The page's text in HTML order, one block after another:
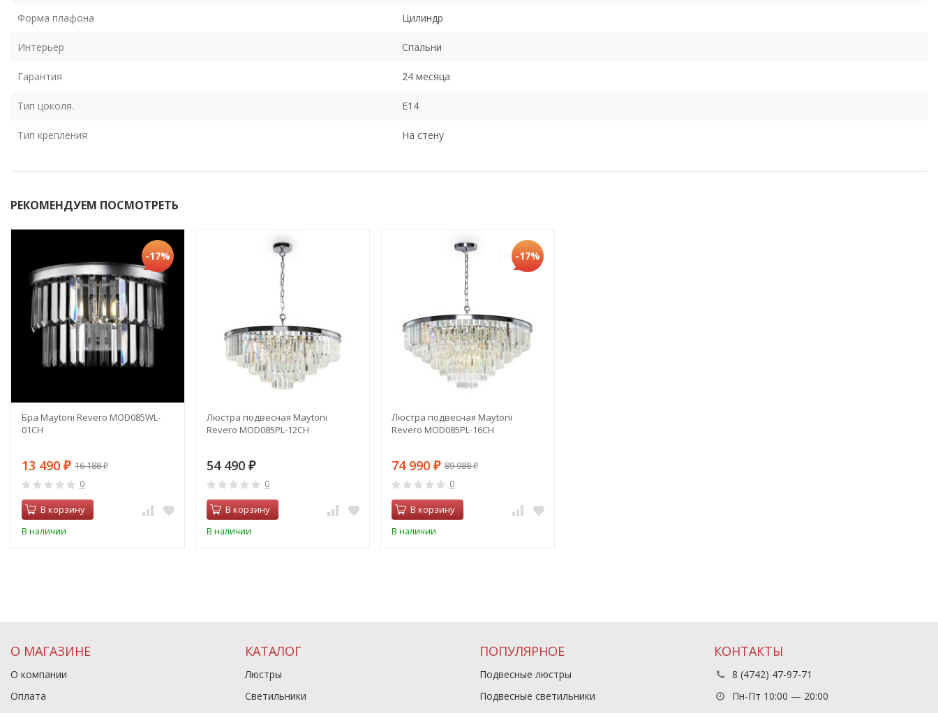
Форма плафона Цилиндр
Интерьер Спальни
Гарантия 24 месяца
Тип цоколя. E14
Тип крепления На стену
РЕКОМЕНДУЕМ ПОСМОТРЕТЬ
-17%
Бра Maytoni Revero MOD085WL-
01CH
13 490 ₽ 16 188₽
0
В корзину
В наличии
Люстра подвесная Maytoni
Revero MOD085PL-12CH
54 490 ₽
0
В корзину
В наличии
-17%
Люстра подвесная Maytoni
Revero MOD085PL-16CH
74 990 ₽ 89 988₽
0
В корзину
В наличии
О МАГАЗИНЕ
О компании
Оплата
КАТАЛОГ
Люстры
Светильники
ПОПУЛЯРНОЕ
Подвесные люстры
Подвесные светильники
КОНТАКТЫ
8 (4742) 47-97-71
Пн-Пт 10:00 — 20:00